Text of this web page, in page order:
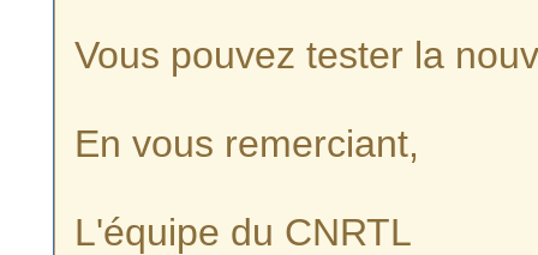
Vous pouvez tester la
En vous remerciant,
L'équipe du CNRTL